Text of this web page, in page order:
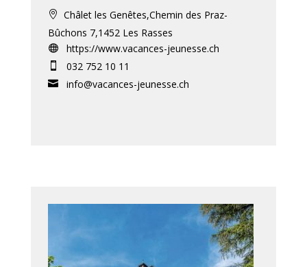

Châlet les Genêtes,Chemin des Praz-
Bûchons 7,1452 Les Rasses
 https://www.vacances-jeunesse.ch
 032 752 10 11
 info@vacances-jeunesse.ch